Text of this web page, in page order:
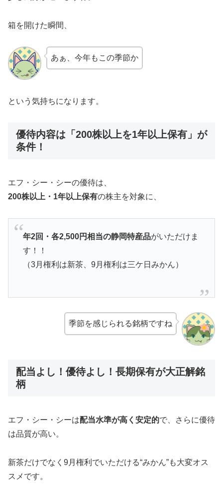
箱を開けた瞬間、
あぁ、今年もこの季節か
という気持ちになります。
優待内容は「200株以上を1年以上保有」が
条件！
エフ・シー・シーの優待は、
200株以上・1年以上保有の株主を対象に、
年2回・各2,500円相当の静岡特産品がいただけま
す！！
（3月権利は新茶、9月権利は三ケ日みかん）
季節を感じられる銘柄ですね
配当よし！優待よし！長期保有が大正解銘
柄
エフ・シー・シーは配当水準が高く安定的で、さらに優待
は品質が高い。
新茶だけでなく9月権利でいただける“みかん”も大変オス
スメです。